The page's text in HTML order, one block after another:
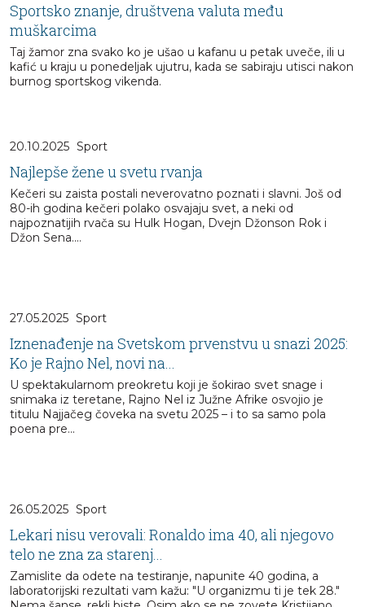
Sportsko znanje, društvena valuta među
muškarcima
Taj žamor zna svako ko je ušao u kafanu u petak uveče, ili u
kafić u kraju u ponedeljak ujutru, kada se sabiraju utisci nakon
burnog sportskog vikenda.
20.10.2025 Sport
Najlepše žene u svetu rvanja
Kečeri su zaista postali neverovatno poznati i slavni. Još od
80-ih godina kečeri polako osvajaju svet, a neki od
najpoznatijih rvača su Hulk Hogan, Dvejn Džonson Rok i
Džon Sena....
27.05.2025 Sport
Iznenađenje na Svetskom prvenstvu u snazi 2025:
Ko je Rajno Nel, novi na...
U spektakularnom preokretu koji je šokirao svet snage i
snimaka iz teretane, Rajno Nel iz Južne Afrike osvojio je
titulu Najjačeg čoveka na svetu 2025 – i to sa samo pola
poena pre...
26.05.2025 Sport
Lekari nisu verovali: Ronaldo ima 40, ali njegovo
telo ne zna za starenj...
Zamislite da odete na testiranje, napunite 40 godina, a
laboratorijski rezultati vam kažu: "U organizmu ti je tek 28."